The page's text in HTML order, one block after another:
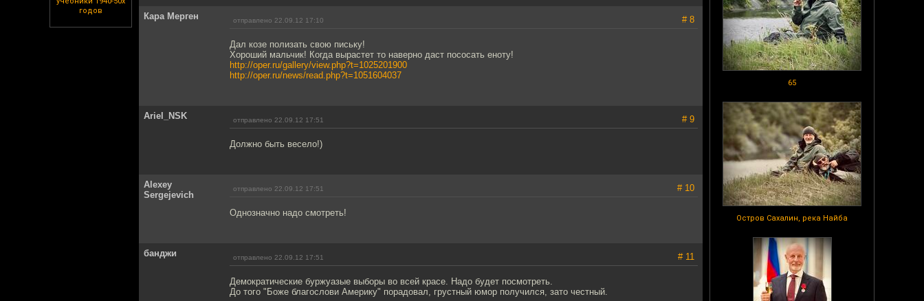
годов
65
Остров Сахалин, река Найба
Кара Мерген отправлено 22.09.12 17:10 # 8
Дал козе полизать свою письку!
Хороший мальчик! Когда вырастет то наверно даст пососать еноту!
http://oper.ru/gallery/view.php?t=1025201900
http://oper.ru/news/read.php?t=1051604037
Ariel_NSK отправлено 22.09.12 17:51 # 9
Должно быть весело!)
Alexey
Sergejevich
отправлено 22.09.12 17:51 # 10
Однозначно надо смотреть!
банджи отправлено 22.09.12 17:51 # 11
Демократические буржуазые выборы во всей красе. Надо будет посмотреть.
До того "Боже благослови Америку" порадовал, грустный юмор получился, зато честный.